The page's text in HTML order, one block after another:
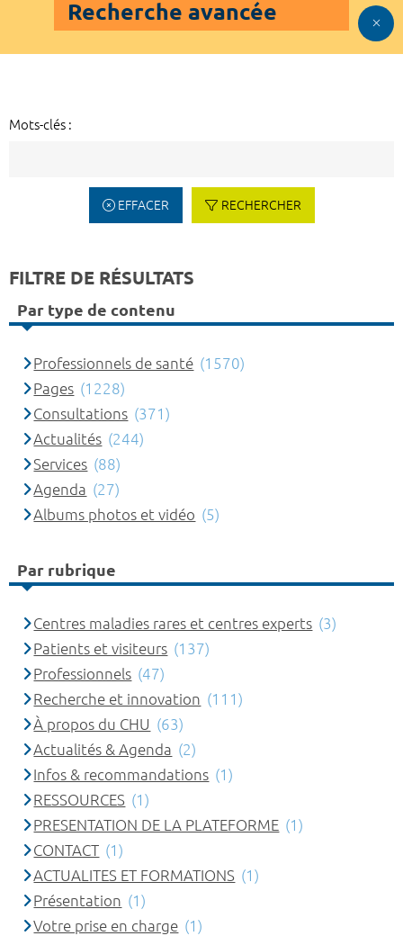
Recherche avancée
Mots-clés :
EFFACER RECHERCHER
FILTRE DE RÉSULTATS
Par type de contenu
Professionnels de santé (1570)
Pages (1228)
Consultations (371)
Actualités (244)
Services (88)
Agenda (27)
Albums photos et vidéo (5)
Par rubrique
Centres maladies rares et centres experts (3)
Patients et visiteurs (137)
Professionnels (47)
Recherche et innovation (111)
À propos du CHU (63)
Actualités & Agenda (2)
Infos & recommandations (1)
RESSOURCES (1)
PRESENTATION DE LA PLATEFORME (1)
CONTACT (1)
ACTUALITES ET FORMATIONS (1)
Présentation (1)
Votre prise en charge (1)